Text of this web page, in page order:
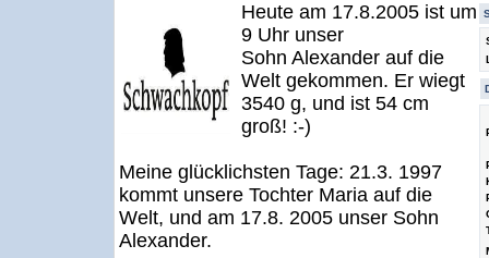
Heute am 17.8.2005 ist um
9 Uhr unser
Sohn Alexander auf die
Welt gekommen. Er wiegt
3540 g, und ist 54 cm
groß! :-)
Meine glücklichsten Tage: 21.3. 1997
kommt unsere Tochter Maria auf die
Welt, und am 17.8. 2005 unser Sohn
Alexander.